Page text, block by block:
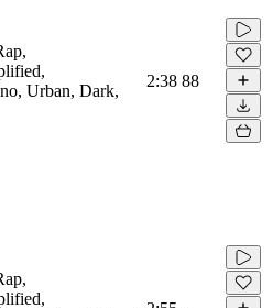
Urban, Dark,
2:38 88